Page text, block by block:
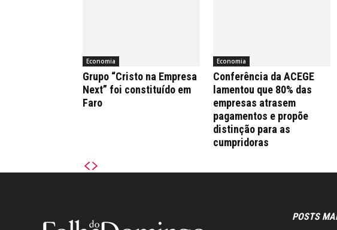
Economia
Grupo “Cristo na Empresa
Next” foi constituído em
Faro
Economia
Conferência da ACEGE
lamentou que 80% das
empresas atrasem
pagamentos e propõe
distinção para as
cumpridoras
POSTS